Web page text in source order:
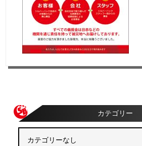
カテゴリー
カテゴリーなし